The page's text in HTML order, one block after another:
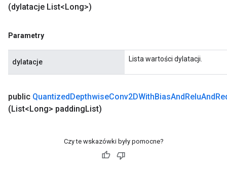
(dylatacje List<Long>)
Parametry
dylatacje Lista wartości dylatacji.
public QuantizedDepthwiseConv2DWithBiasAndReluAnd
(List<Long> paddingList)
Czy te wskazówki były pomocne?